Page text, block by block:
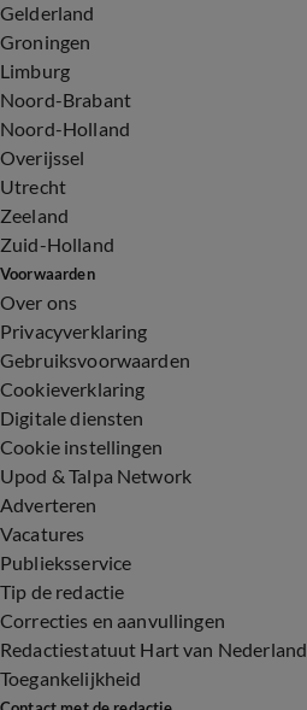
Gelderland
Groningen
Limburg
Noord-Brabant
Noord-Holland
Overijssel
Utrecht
Zeeland
Zuid-Holland
Voorwaarden
Over ons
Privacyverklaring
Gebruiksvoorwaarden
Cookieverklaring
Digitale diensten
Cookie instellingen
Upod & Talpa Network
Adverteren
Vacatures
Publieksservice
Tip de redactie
Correcties en aanvullingen
Redactiestatuut Hart van Nederland
Toegankelijkheid